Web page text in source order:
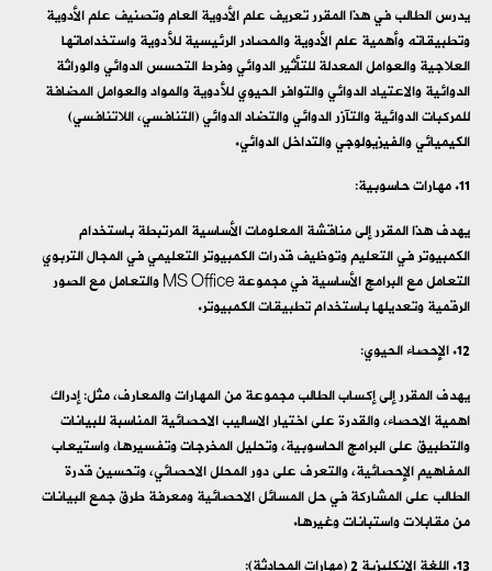
يدرس الطالب في هذا المقرر تعريف علم الأدوية العام وتصنيف علم الأدوية
وتطبيقاته وأهمية علم الأدوية والمصادر الرئيسية للأدوية واستخداماتها
العلاجية والعوامل المعدلة للتأثير الدوائي وفرط التحسس الدوائي والوراثة
الدوائية والاعتياد الدوائي والتوافر الحيوي للأدوية والمواد والعوامل المضافة
للمركبات الدوائية والتآزر الدوائي والتضاد الدوائي (التنافسي، اللاتنافسي)
الكيميائي والفيزيولوجي والتداخل الدوائي.
مهارات حاسوبية:
يهدف هذا المقرر إلى مناقشة المعلومات الأساسية المرتبطة باستخدام
الكمبيوتر في التعليم وتوظيف قدرات الكمبيوتر التعليمي في المجال التربوي
التعامل مع البرامج الأساسية في مجموعة MS Office والتعامل مع الصور
الرقمية وتعديلها باستخدام تطبيقات الكمبيوتر.
الإحصاء الحيوي:
يهدف المقرر إلى إكساب الطالب مجموعة من المهارات والمعارف، مثل: إدراك
اهمية الاحصاء، والقدرة على اختيار الاساليب الاحصائية المناسبة للبيانات
والتطبيق على البرامج الحاسوبية، وتحليل المخرجات وتفسيرها، واستيعاب
المفاهيم الإحصائية، والتعرف على دور المحلل الاحصائي، وتحسين قدرة
الطالب على المشاركة في حل المسائل الاحصائية ومعرفة طرق جمع البيانات
من مقابلات واستبانات وغيرها.